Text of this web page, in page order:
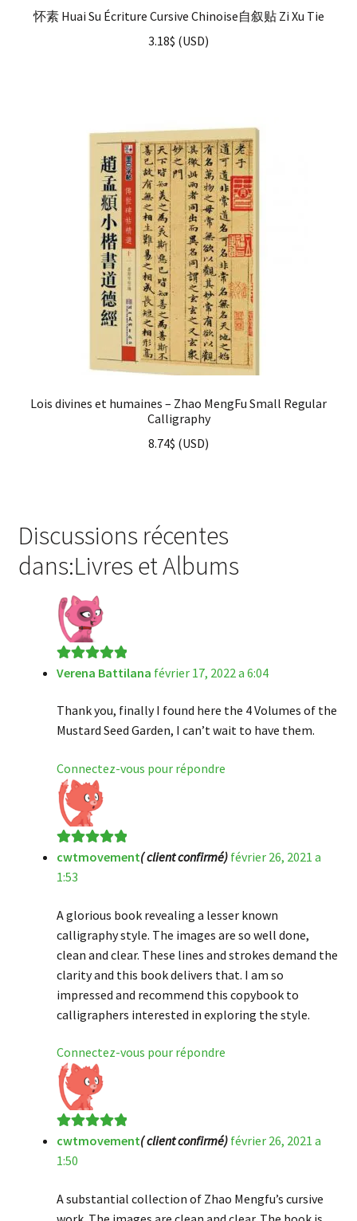
怀素 Huai Su Écriture Cursive Chinoise自叙贴 Zi Xu Tie
3.18$ (USD)
Lois divines et humaines – Zhao MengFu Small Regular
Calligraphy
8.74$ (USD)
Discussions récentes
dans:Livres et Albums
Note5sur 5
Verena Battilana février 17, 2022 a 6:04
Thank you, finally I found here the 4 Volumes of the
Mustard Seed Garden, I can’t wait to have them.
Connectez-vous pour répondre
Note5sur 5
cwtmovement( client confirmé) février 26, 2021 a
1:53
A glorious book revealing a lesser known
calligraphy style. The images are so well done,
clean and clear. These lines and strokes demand the
clarity and this book delivers that. I am so
impressed and recommend this copybook to
calligraphers interested in exploring the style.
Connectez-vous pour répondre
Note5sur 5
cwtmovement( client confirmé) février 26, 2021 a
1:50
A substantial collection of Zhao Mengfu’s cursive